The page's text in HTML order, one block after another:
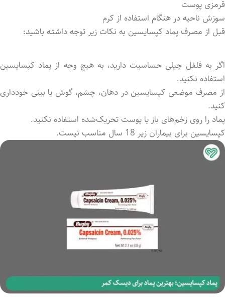
قرمزی پوست
سوزش ناحیه در هنگام استفاده از کرم
قبل از مصرف پماد کپسایسین به نکات زیر توجه داشتـه باشید:
اگر به فلفل چیلی حساسیت دارید، به هیچ وجه از پماد کپسایسین
استفاده نکنید.
از مصرف موضعی کپسایسین در دهان، چشم، گوش یا بینی خودداری
کنید.
پماد را روی زخم‌های باز یا پوست تحریک‌شده استفاده نکنید.
کپسایسین برای بیماران زیر 18 سال مناسب نیست.